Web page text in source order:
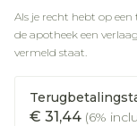
Als je recht hebt op
de apotheek een
vermeld staat.
€ 31,44 (6%